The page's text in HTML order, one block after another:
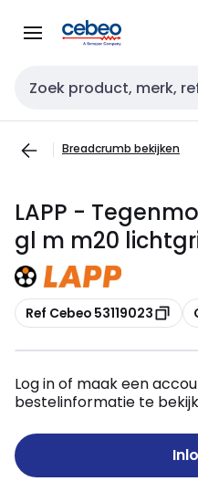
naar
naar
Zoekveld invoer
Breadcrumb bekijken
LAPP -
gl m m20
Kopiëren
Ref Cebeo 53119023
Log in of maak een
bestelinformatie te